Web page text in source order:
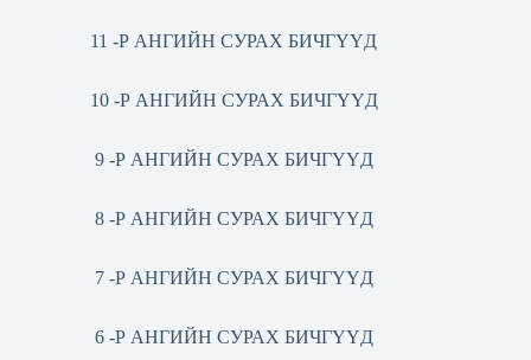
11 -Р АНГИЙН СУРАХ БИЧГҮҮД
10 -Р АНГИЙН СУРАХ БИЧГҮҮД
9 -Р АНГИЙН СУРАХ БИЧГҮҮД
8 -Р АНГИЙН СУРАХ БИЧГҮҮД
7 -Р АНГИЙН СУРАХ БИЧГҮҮД
6 -Р АНГИЙН СУРАХ БИЧГҮҮД